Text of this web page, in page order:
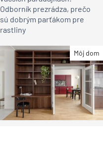
Odborník prezrádza, prečo
sú dobrým parťákom pre
rastliny
Môj dom